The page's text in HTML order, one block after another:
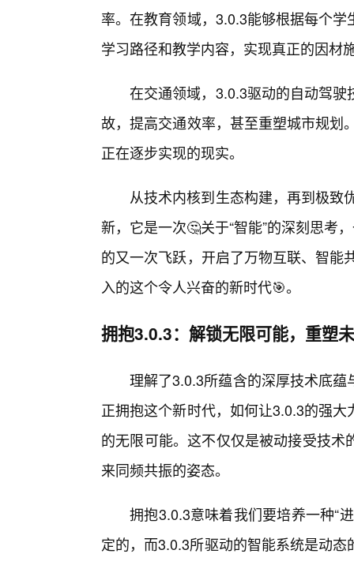
率。在教育领域，3.0.3能够根据每个
学习路径和教学内容，实现真正的因材
在交通领域，3.0.3驱动的自动驾
故，提高交通效率，甚至重塑城市规划
正在逐步实现的现实。
从技术内核到生态构建，再到极致
新，它是一次🤔关于“智能”的深刻思考
的又一次飞跃，开启了万物互联、智能
入的这个令人兴奋的新时代🎯。
拥抱3.0.3：解锁无限可能，重塑
理解了3.0.3所蕴含的深厚技术底
正拥抱这个新时代，如何让3.0.3的强
的无限可能。这不仅仅是被动接受技
来同频共振的姿态。
拥抱3.0.3意味着我们要培养一种“
定的，而3.0.3所驱动的智能系统是动